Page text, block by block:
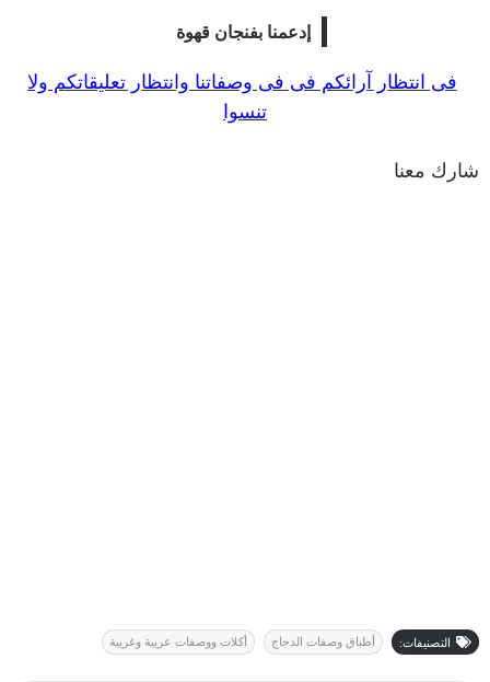
إدعمنا بفنجان قهوة
فى انتظار آرائكم فى فى وصفاتنا وانتظار تعليقاتكم ولا
تنسوا
شارك معنا
التصنيفات: أطباق وصفات الدجاج أكلات ووصفات عربية وغربية